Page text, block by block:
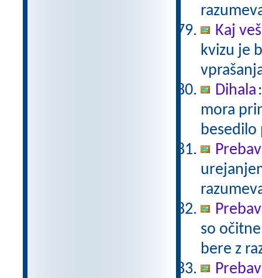
Kaj
kvizu je
Dihala
mora
so
bere z